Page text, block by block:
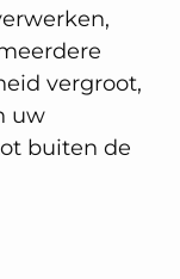
vergroot,
uw
buiten de